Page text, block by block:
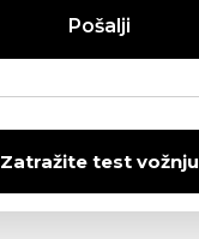
Pošalji
Zatražite test vožnju